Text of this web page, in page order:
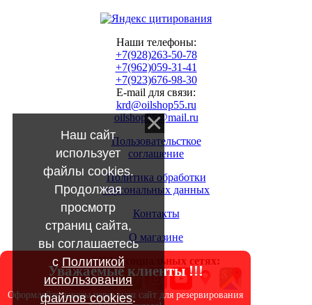
Наши телефоны:
+7(928)263-50-78
+7(962)059-31-41
+7(923)676-98-30
E-mail для связи:
krd@oilshop55.ru
oilshop55@mail.ru
Пользовательсткое
соглашение
Политика обработки
персональных данных
Контакты
О магазине
МЫ в социальных сетях:
Уважаемые клиенты !!!
Оформляйте заказы через наш сайт для резервирования
Наш сайт
использует
файлы cookies.
Продолжая
просмотр
страниц сайта,
вы соглашаетесь
с Политикой
использования
файлов cookies.